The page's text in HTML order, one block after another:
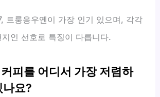
트룽응우옌이 가장 인기 있으며, 각각
인 선호로 특징이 다릅니다.
피를 어디서 가장 저렴하
나요?